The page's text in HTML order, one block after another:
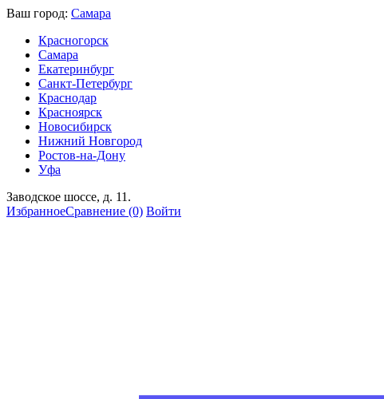
Ваш город: Самара
Красногорск
Самара
Екатеринбург
Санкт-Петербург
Краснодар
Красноярск
Новосибирск
Нижний Новгород
Ростов-на-Дону
Уфа
Заводское шоссе, д. 11.
ИзбранноеСравнение (0) Войти